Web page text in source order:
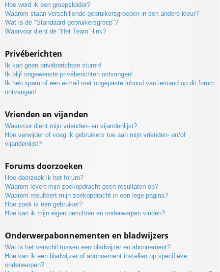
Hoe word ik een groepsleider?
Waarom staan verschillende gebruikersgroepen in een andere kleur?
Wat is de "Standaard gebruikersgroep"?
Waarvoor dient de "Het Team"-link?
Privéberichten
Ik kan geen privéberichten sturen!
Ik blijf ongewenste privéberichten ontvangen!
Ik heb spam of een e-mail met ongepaste inhoud van iemand op dit forum
ontvangen!
Vrienden en vijanden
Waarvoor dient mijn vrienden- en vijandenlijst?
Hoe verwijder of voeg ik gebruikers toe aan mijn vrienden- en/of
vijandenlijst?
Forums doorzoeken
Hoe doorzoek ik het forum?
Waarom levert mijn zoekopdracht geen resultaten op?
Waarom resulteert mijn zoekopdracht in een lege pagina?
Hoe zoek ik een gebruiker?
Hoe kan ik mijn eigen berichten en onderwerpen vinden?
Onderwerpabonnementen en bladwijzers
Wat is het verschil tussen een bladwijzer en abonnement?
Hoe kan ik een bladwijzer of abonnement instellen op specifieke
onderwerpen?